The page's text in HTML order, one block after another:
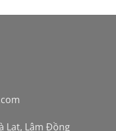
Lạt, Lâm Đồng